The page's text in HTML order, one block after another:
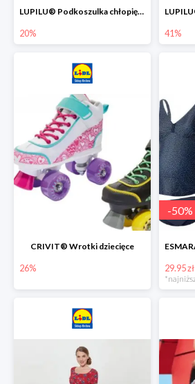
LUPILU® Podkoszulka chłopięca z bawełny -20%
20% 41%
CRIVIT® Wrotki dziecięce
26%
-50%
29.95 zł